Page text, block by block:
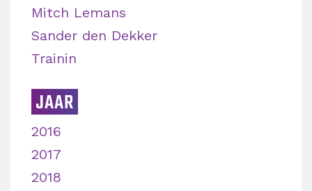
Mitch Lemans
Sander den Dekker
Trainin
JAAR
2016
2017
2018